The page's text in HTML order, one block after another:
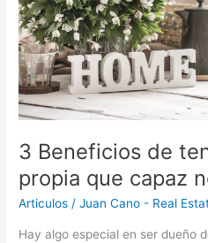
3 Beneficios de
propia que capaz
Articulos /Juan Cano - Real
Hay algo especial en ser dueño
propia
que
capaz
no
sabías